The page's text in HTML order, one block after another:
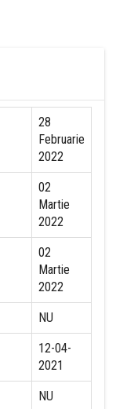
28
Februarie
2022
02
Martie
2022
02
Martie
2022
NU
12-04-
2021
NU